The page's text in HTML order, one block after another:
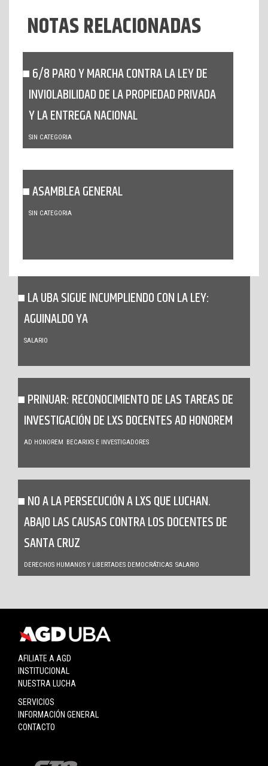
NOTAS RELACIONADAS
6/8 PARO Y MARCHA CONTRA LA LEY DE
INVIOLABILIDAD DE LA PROPIEDAD PRIVADA
Y LA ENTREGA NACIONAL
SIN CATEGORIA
ASAMBLEA GENERAL
SIN CATEGORIA
LA UBA SIGUE INCUMPLIENDO CON LA LEY:
AGUINALDO YA
SALARIO
PRINUAR: RECONOCIMIENTO DE LAS TAREAS DE
INVESTIGACIÓN DE LXS DOCENTES AD HONOREM
AD HONOREM BECARIXS E INVESTIGADORES
NO A LA PERSECUCIÓN A LXS QUE LUCHAN.
ABAJO LAS CAUSAS CONTRA LOS DOCENTES DE
SANTA CRUZ
DERECHOS HUMANOS Y LIBERTADES DEMOCRÁTICAS SALARIO
AFILIATE A AGD
INSTITUCIONAL
NUESTRA LUCHA
SERVICIOS
INFORMACIÓN GENERAL
CONTACTO